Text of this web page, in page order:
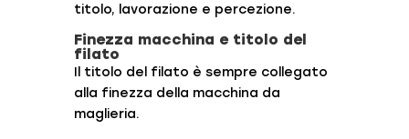
titolo, lavorazione e percezione.
Finezza macchina e titolo del
filato
Il titolo del filato è sempre collegato
alla finezza della macchina da
maglieria.